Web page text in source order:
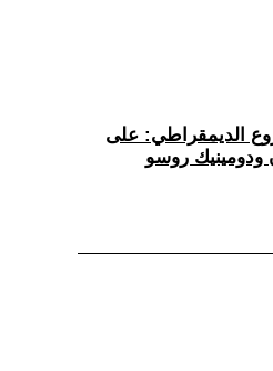
الديمقراطي: على
ودومينيك روسو